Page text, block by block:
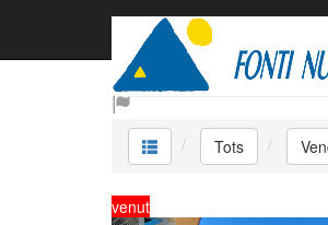
Venda
Tots
venut